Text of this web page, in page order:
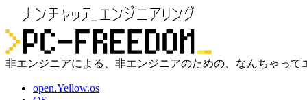
非エンジニアによる、非エンジニアのための、なんちゃって
open.Yellow.os